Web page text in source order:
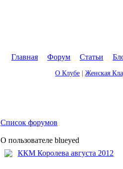
Главная Форум Статьи
О Клубе Женская
Список форумов
О пользователе blueyed
ККМ Королева августа 2012